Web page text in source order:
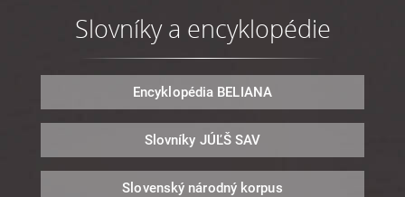
Slovníky a encyklopédie
Encyklopédia BELIANA
Slovníky JÚĽŠ SAV
Slovenský národný korpus